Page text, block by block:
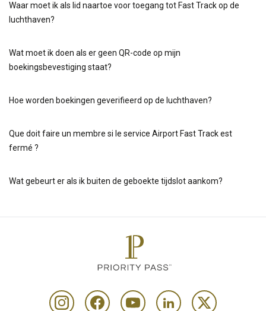
Waar moet ik als lid naartoe voor toegang tot Fast Track op de
luchthaven?
Wat moet ik doen als er geen QR-code op mijn
boekingsbevestiging staat?
Hoe worden boekingen geverifieerd op de luchthaven?
Que doit faire un membre si le service Airport Fast Track est
fermé ?
Wat gebeurt er als ik buiten de geboekte tijdslot aankom?